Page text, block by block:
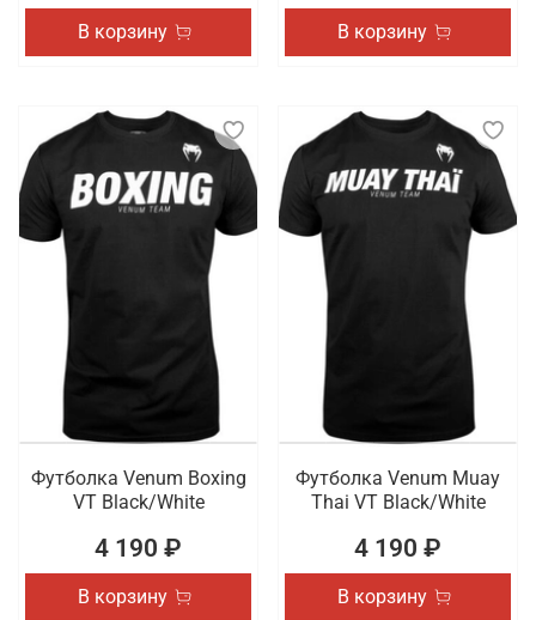
В корзину В корзину
Футболка Venum Boxing
VT Black/White
4 190 ₽
В корзину
Футболка Venum Muay
Thai VT Black/White
4 190 ₽
В корзину